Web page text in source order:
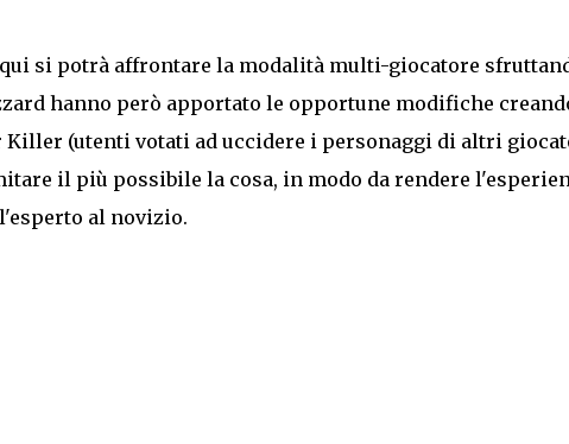
si potrà affrontare la modalità multi-giocatore
hanno però apportato le opportune modifiche
Killer (utenti votati ad uccidere i personaggi di altri
il più possibile la cosa, in modo da rendere
al novizio.